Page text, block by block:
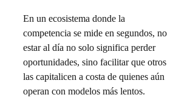
En un ecosistema donde la
competencia se mide en segundos, no
estar al día no solo significa perder
oportunidades, sino facilitar que otros
las capitalicen a costa de quienes aún
operan con modelos más lentos.